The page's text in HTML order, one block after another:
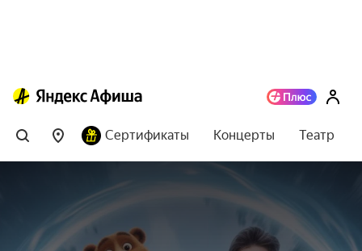
Сертификаты Концерты Театр